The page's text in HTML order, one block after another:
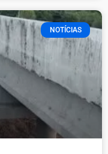
NOTÍCIAS